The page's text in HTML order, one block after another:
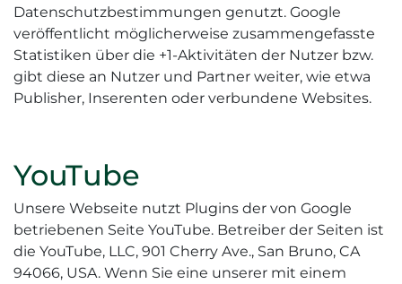
Datenschutzbestimmungen genutzt. Google
veröffentlicht möglicherweise zusammengefasste
Statistiken über die +1-Aktivitäten der Nutzer bzw.
gibt diese an Nutzer und Partner weiter, wie etwa
Publisher, Inserenten oder verbundene Websites.
YouTube
Unsere Webseite nutzt Plugins der von Google
betriebenen Seite YouTube. Betreiber der Seiten ist
die YouTube, LLC, 901 Cherry Ave., San Bruno, CA
94066, USA. Wenn Sie eine unserer mit einem